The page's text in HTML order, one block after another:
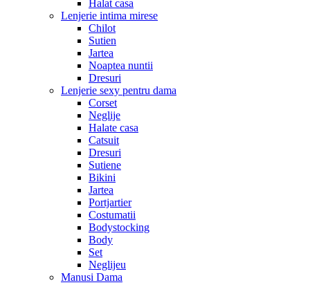
Halat casa
Lenjerie intima mirese
Chilot
Sutien
Jartea
Noaptea nuntii
Dresuri
Lenjerie sexy pentru dama
Corset
Neglije
Halate casa
Catsuit
Dresuri
Sutiene
Bikini
Jartea
Portjartier
Costumatii
Bodystocking
Body
Set
Neglijeu
Manusi Dama